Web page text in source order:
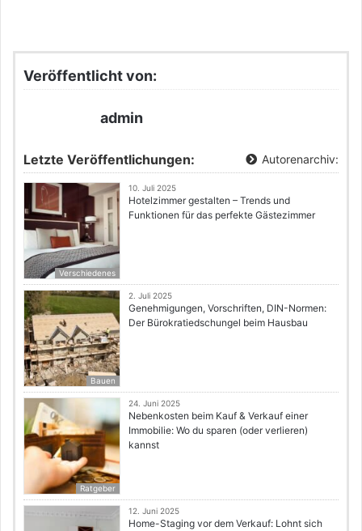
Veröffentlicht von:
admin
Letzte Veröffentlichungen: Autorenarchiv:
Verschiedenes
10. Juli 2025
Hotelzimmer gestalten – Trends und
Funktionen für das perfekte Gästezimmer
Bauen
2. Juli 2025
Genehmigungen, Vorschriften, DIN-Normen:
Der Bürokratiedschungel beim Hausbau
Ratgeber
24. Juni 2025
Nebenkosten beim Kauf & Verkauf einer
Immobilie: Wo du sparen (oder verlieren)
kannst
12. Juni 2025
Home-Staging vor dem Verkauf: Lohnt sich